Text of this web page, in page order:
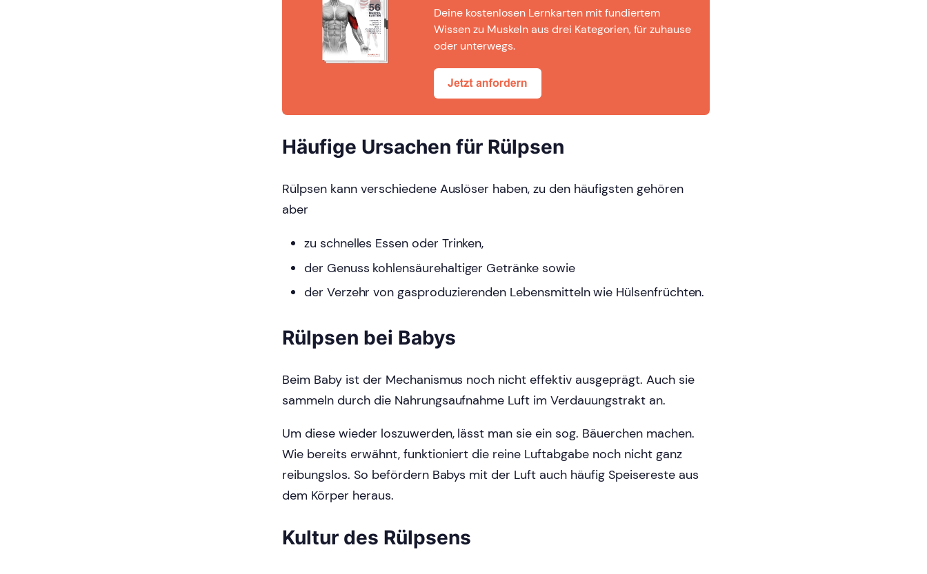
Deine kostenlosen Lernkarten mit fundiertem
Wissen zu Muskeln aus drei Kategorien, für zuhause
oder unterwegs.
Häufige Ursachen für Rülpsen
Rülpsen kann verschiedene Auslöser haben, zu den häufigsten gehören
aber
zu schnelles Essen oder Trinken,
der Genuss kohlensäurehaltiger Getränke sowie
der Verzehr von gasproduzierenden Lebensmitteln wie Hülsenfrüchten.
Rülpsen bei Babys
Beim Baby ist der Mechanismus noch nicht effektiv ausgeprägt. Auch sie
sammeln durch die Nahrungsaufnahme Luft im Verdauungstrakt an.
Um diese wieder loszuwerden, lässt man sie ein sog. Bäuerchen machen.
Wie bereits erwähnt, funktioniert die reine Luftabgabe noch nicht ganz
reibungslos. So befördern Babys mit der Luft auch häufig Speisereste aus
dem Körper heraus.
Kultur des Rülpsens